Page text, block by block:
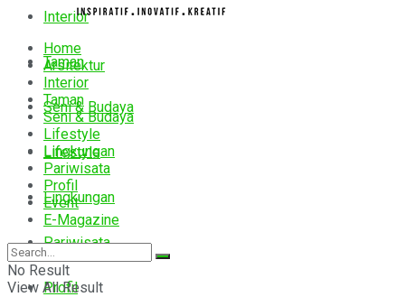
Interior
Taman
Seni & Budaya
Lifestyle
Lingkungan
Pariwisata
Profil
Home
Arsitektur
Interior
Taman
Seni & Budaya
Lifestyle
Lingkungan
Pariwisata
Profil
Event
E-Magazine
No Result
View All Result